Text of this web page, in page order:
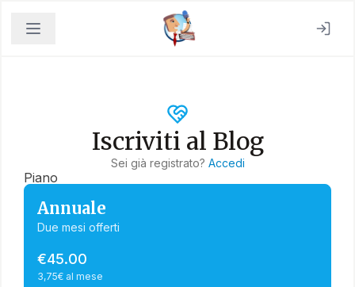
Iscriviti al Blog
Sei già registrato? Accedi
Piano
Annuale
Due mesi offerti
€45.00
3,75€ al mese